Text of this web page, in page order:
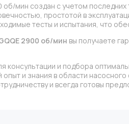
об/мин создан с учетом
простотой в
тесты и испытания, что
2900 об/мин вы получаете
консультации и подбора
и знания в области
и всегда готовы